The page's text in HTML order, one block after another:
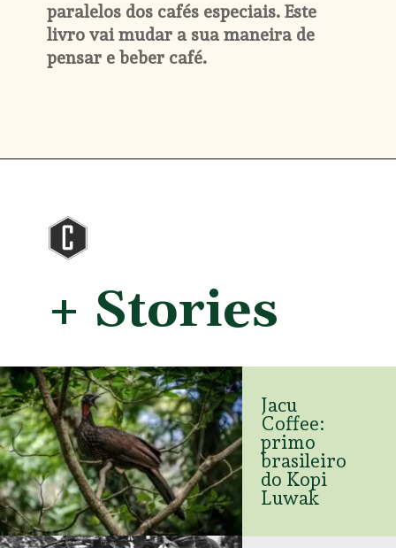
paralelos dos cafés especiais. Este
livro vai mudar a sua maneira de
pensar e beber café.
Jacu
Coffee:
primo
brasileiro
do Kopi
Luwak
+ Stories